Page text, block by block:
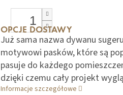
OPCJE DOSTAWY
Już sama nazwa dywanu
motywowi pasków, które są
pasuje do każdego
dzięki czemu cały projekt
Informacje szczegółowe